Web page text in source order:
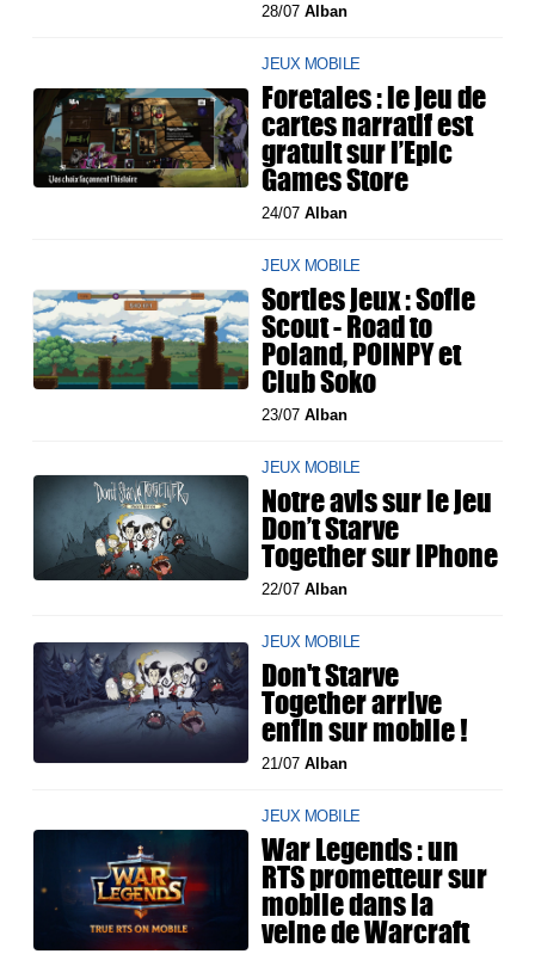
28/07Alban
JEUX MOBILE
Foretales : le jeu de
cartes narratif est
gratuit sur l’Epic
Games Store
24/07Alban
JEUX MOBILE
Sorties jeux : Sofie
Scout - Road to
Poland, POINPY et
Club Soko
23/07Alban
JEUX MOBILE
Notre avis sur le jeu
Don’t Starve
Together sur iPhone
22/07Alban
JEUX MOBILE
Don't Starve
Together arrive
enfin sur mobile !
21/07Alban
JEUX MOBILE
War Legends : un
RTS prometteur sur
mobile dans la
veine de Warcraft